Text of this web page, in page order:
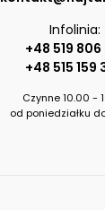
Infolinia:
+48 519 806
+48 515 159
Czynne 10.00 -
od poniedziałku